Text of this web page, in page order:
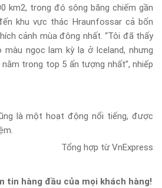
km2, trong đó sông băng chiếm gần
khu vực thác Hraunfossar cả bốn
cảnh mùa đông nhất. “Tôi đã thấy
ngọc lam kỳ lạ ở Iceland, nhưng
trong top 5 ấn tượng nhất”, nhiếp
là một hoạt động nổi tiếng, được
Tổng hợp từ VnExpress
tin hàng đầu của mọi khách hàng!